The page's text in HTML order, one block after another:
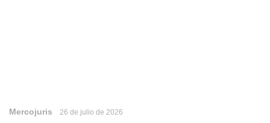
Mercojuris 26 de julio de 2026